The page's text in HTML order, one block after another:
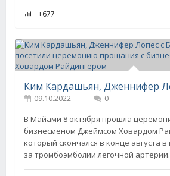
+677
09.10.2022 ---
0
В Майами 8 октября прошла
бизнесменом Джеймсом Ховардом
который скончался в конце августа в
за тромбоэмболии легочной артерии.